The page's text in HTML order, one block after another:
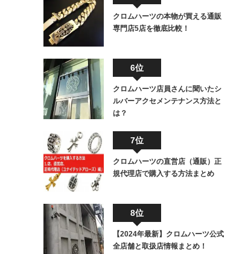
クロムハーツの本物が買える通販
専門店5店を徹底比較！
6位
クロムハーツ店員さんに聞いたシ
ルバーアクセメンテナンス方法と
は？
7位
クロムハーツの直営店（通販）正
規代理店で購入する方法まとめ
8位
【2024年最新】クロムハーツ公式
全店舗と取扱店情報まとめ！